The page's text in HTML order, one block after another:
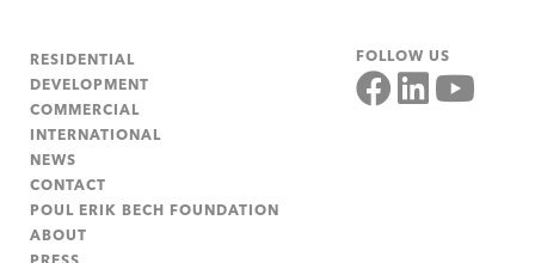
RESIDENTIAL
DEVELOPMENT
COMMERCIAL
INTERNATIONAL
NEWS
CONTACT
POUL ERIK BECH FOUNDATION
ABOUT
FOLLOW US